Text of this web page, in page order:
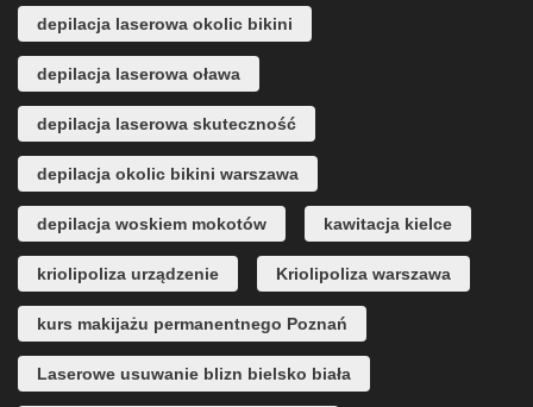
depilacja laserowa okolic bikini
depilacja laserowa oława
depilacja laserowa skuteczność
depilacja okolic bikini warszawa
depilacja woskiem mokotów kawitacja kielce
kriolipoliza urządzenie Kriolipoliza warszawa
kurs makijażu permanentnego Poznań
Laserowe usuwanie blizn bielsko biała